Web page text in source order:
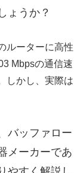
ょうか？
ルーターに高性
Mbpsの通信速
しかし、実際は
バッファロー
メーカーであ